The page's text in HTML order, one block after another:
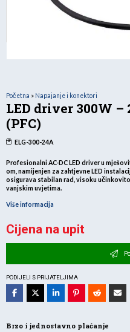
Početna » Napajanje i konektori
LED driver 300W –
(PFC)
ELG-300-24A
Profesionalni AC-DC LED driver u
om , namijenjen za zahtjevne LED
osigurava stabilan rad, visoku
vanjskim uvjetima.
Više informacija
Cijena na upit
PODIJELI S PRIJATELJIMA
Brzo i jednostavno plaćanje